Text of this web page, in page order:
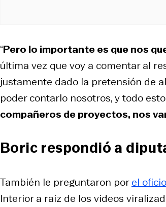
“Pero lo importante es que nos
última vez que voy a comentar al
justamente dado la pretensión de
poder contarlo nosotros, y todo
compañeros de proyectos, nos
Boric respondió a
También le preguntaron porel
Interior a raíz de los videos